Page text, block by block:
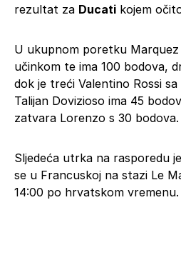
rezultat za Ducati kojem
U ukupnom poretku Marquez
učinkom te ima 100 bodova,
dok je treći Valentino Rossi
Talijan Dovizioso ima 45
zatvara Lorenzo s 30 bodova.
Sljedeća utrka na rasporedu
se u Francuskoj na stazi Le
14:00 po hrvatskom vremenu.